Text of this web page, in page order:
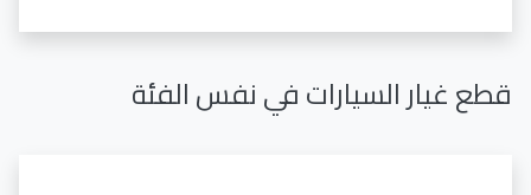
قطع غيار السيارات في نفس الفئة